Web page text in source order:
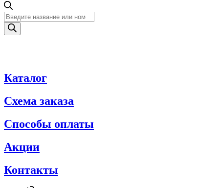
Поиск
товаров
Каталог
Схема заказа
Способы оплаты
Акции
Контакты